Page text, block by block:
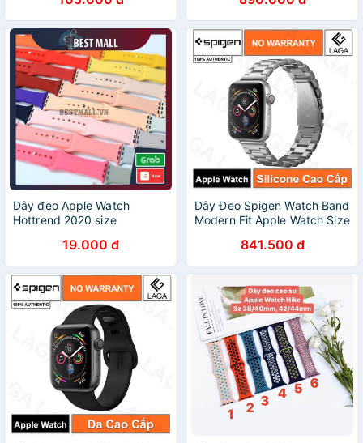
Dây đeo Apple Watch
Hottrend 2020 size
19.000 đ
Dây Đeo Spigen Watch Band
Modern Fit Apple Watch Size
841.500 đ